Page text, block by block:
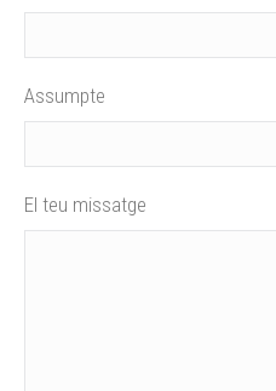
Assumpte
El teu missatge